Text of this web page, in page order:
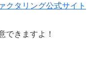
クタリング公式サイト
できますよ！